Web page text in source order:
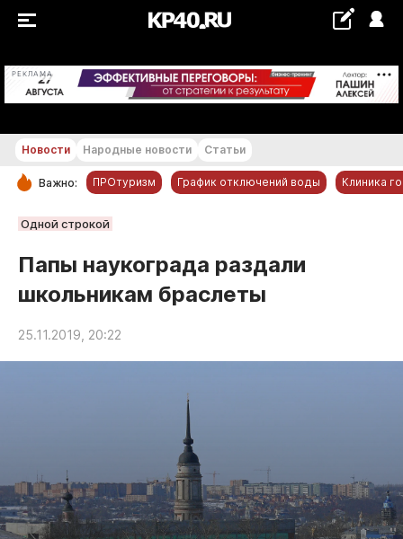
РЕКЛАМА +21...+22 °С
РУБРИКИ
Новости компаний
Статьи
Народные новости
Авто и транспорт
Недвижимость и ЖКХ
Образование
Общество
Новости Народные новости Статьи
Важно: ПРОтуризм График отключений воды Клиника
Одной строкой
Папы наукограда раздали
школьникам браслеты
25.11.2019, 20:22